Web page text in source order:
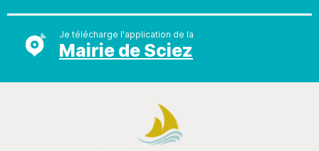
Je télécharge l'application de la
Mairie de Sciez